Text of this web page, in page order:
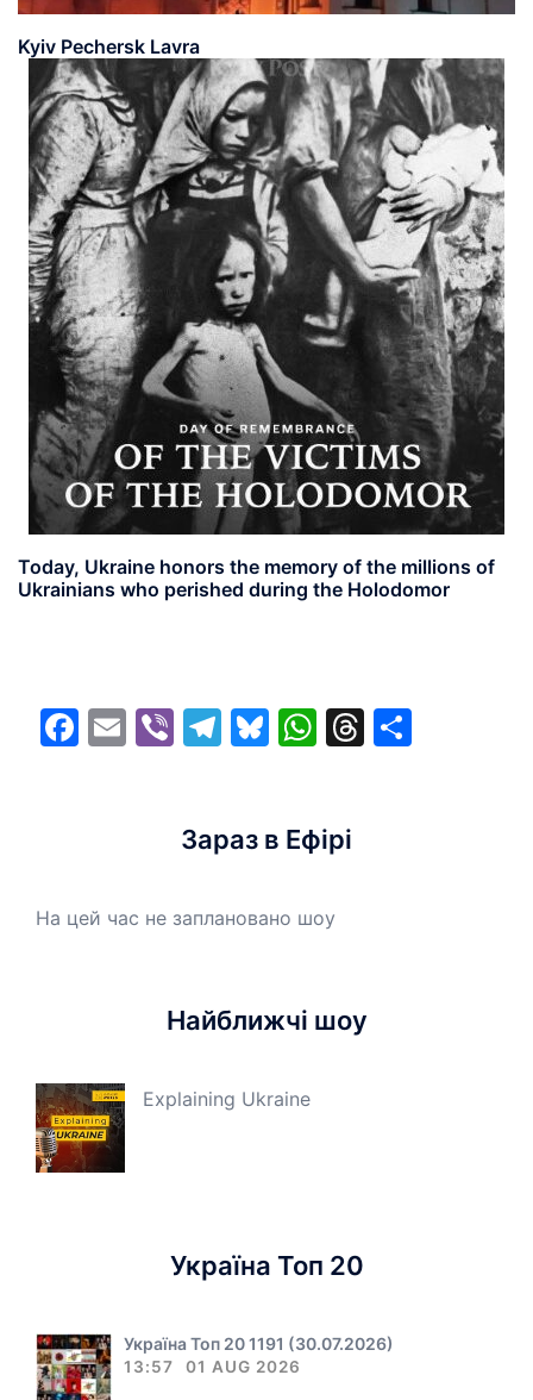
Kyiv Pechersk Lavra
Today, Ukraine honors the memory of the millions of
Ukrainians who perished during the Holodomor
Facebook
EmailViberTelegram
Bluesky
WhatsApp
Threads
Зараз в Ефірі
На цей час не заплановано шоу
Найближчі шоу
Explaining Ukraine
Україна Топ 20
Україна Топ 20 1191 (30.07.2026)
13:57 01 AUG 2026